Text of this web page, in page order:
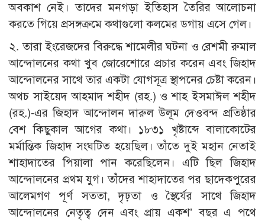
অবকাশ নেই। তাদের মনগড়া ইতিহাস তৈরির আলোচনা
করতে গিয়ে প্রসঙ্গক্রমে কথাগুলো কলমের ডগায় এসে গেল।
২. তারা ইংরেজদের বিরুদ্ধে শামেলীর ঘটনা ও রেশমী রুমাল
আন্দোলনের কথা খুব জোরেশোরে প্রচার করেন এবং জিহাদ
আন্দোলনের সাথে তার একটা যোগসূত্র স্থাপনের চেষ্টা করেন।
অথচ সাইয়েদ আহমাদ শহীদ (রহ.) ও শাহ ইসমাঈল শহীদ
(রহ.)-এর জিহাদ আন্দোলন দারুল উলূম দেওবন্দ প্রতিষ্ঠার
বেশ কিছুকাল আগের কথা। ১৮৩১ খৃষ্টাব্দে বালাকোটের
মর্মান্তিক জিহাদ সংঘটিত হয়েছিল। তাঁতে দুই মহান নেতাই
শাহাদাতের পিয়ালা পান করেছিলেন। এটি ছিল জিহাদ
আন্দোলনের প্রথম যুগ। তাঁদের শাহাদাতের পর ছাদেকপুরের
আলেমগণ পূর্ণ সততা, দৃঢ়তা ও স্থৈর্যের সাথে জিহাদ
আন্দোলনের নেতৃত্ব দেন এবং প্রায় একশ’ বছর এ পথে